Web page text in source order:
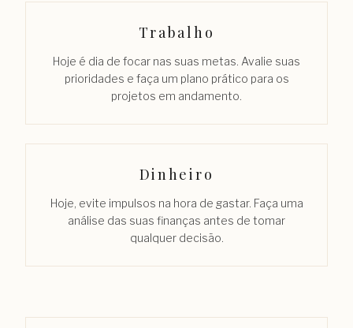
Trabalho
Hoje é dia de focar nas suas metas. Avalie suas
prioridades e faça um plano prático para os
projetos em andamento.
Dinheiro
Hoje, evite impulsos na hora de gastar. Faça uma
análise das suas finanças antes de tomar
qualquer decisão.